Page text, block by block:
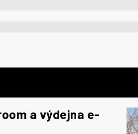
a výdejna e-